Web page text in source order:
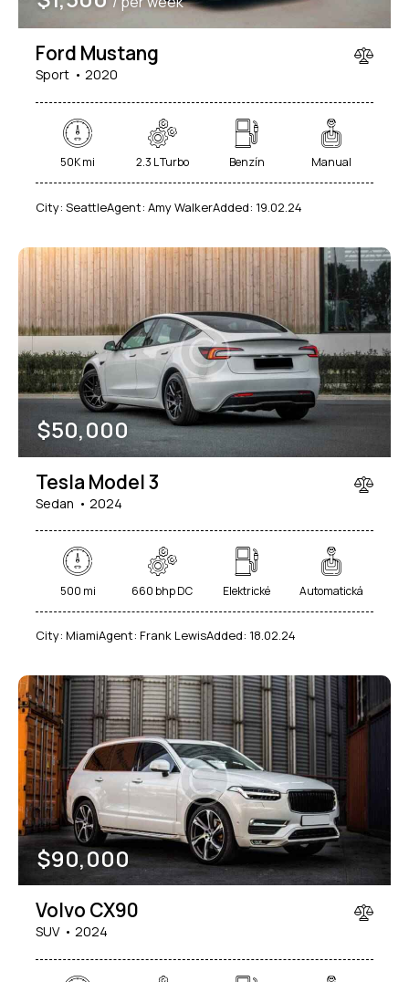
Ford Mustang
Sport 2020
50K mi 2.3 L Turbo Benzín Manual
City: SeattleAgent: Amy WalkerAdded: 19.02.24
$50,000
Tesla Model 3
Sedan 2024
500 mi 660 bhp DC Elektrické Automatická
City: MiamiAgent: Frank LewisAdded: 18.02.24
$90,000
Volvo CX90
SUV 2024